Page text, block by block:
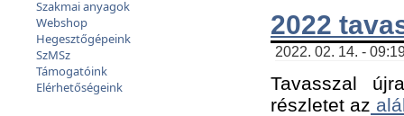
Szakmai anyagok
Webshop
Hegesztőgépeink
SzMSz
Támogatóink
Elérhetőségeink
2022
2022. 02. 14. -
Tavasszal
részletet az